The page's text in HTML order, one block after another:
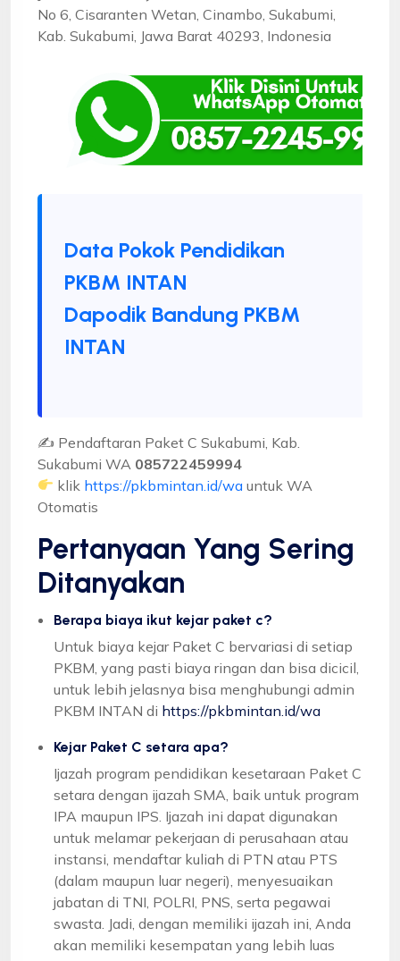
No 6, Cisaranten Wetan, Cinambo, Sukabumi,
Kab. Sukabumi, Jawa Barat 40293, Indonesia
Data Pokok Pendidikan
PKBM INTAN
Dapodik Bandung PKBM
INTAN
✍ Pendaftaran Paket C Sukabumi, Kab.
Sukabumi WA 085722459994
klik https://pkbmintan.id/wa untuk WA
Otomatis
Pertanyaan Yang Sering
Ditanyakan
Berapa biaya ikut kejar paket c?
Untuk biaya kejar Paket C bervariasi di setiap
PKBM, yang pasti biaya ringan dan bisa dicicil,
untuk lebih jelasnya bisa menghubungi admin
PKBM INTAN di https://pkbmintan.id/wa
Kejar Paket C setara apa?
Ijazah program pendidikan kesetaraan Paket C
setara dengan ijazah SMA, baik untuk program
IPA maupun IPS. Ijazah ini dapat digunakan
untuk melamar pekerjaan di perusahaan atau
instansi, mendaftar kuliah di PTN atau PTS
(dalam maupun luar negeri), menyesuaikan
jabatan di TNI, POLRI, PNS, serta pegawai
swasta. Jadi, dengan memiliki ijazah ini, Anda
akan memiliki kesempatan yang lebih luas